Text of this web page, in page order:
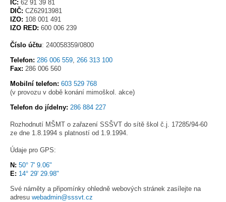
IČ: 62 91 39 81
DIČ: CZ62913981
IZO: 108 001 491
IZO RED: 600 006 239
Číslo účtu: 240058359/0800
Telefon: 286 006 559, 266 313 100
Fax: 286 006 560
Mobilní telefon: 603 529 768
(v provozu v době konání mimoškol. akce)
Telefon do jídelny: 286 884 227
Rozhodnutí MŠMT o zařazení SSŠVT do sítě škol č.j. 17285/94-60
ze dne 1.8.1994 s platností od 1.9.1994.
Údaje pro GPS:
N: 50° 7' 9.06"
E: 14° 29' 29.98"
Své náměty a připomínky ohledně webových stránek zasílejte na
adresu webadmin@sssvt.cz